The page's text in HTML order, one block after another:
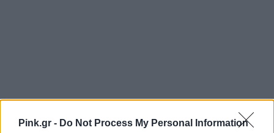
Pink.gr - Do Not Process My Personal Information